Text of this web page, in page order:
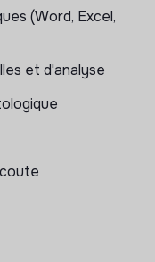
nécessaires au
et à la
à la
(Word, Excel,
et d'analyse